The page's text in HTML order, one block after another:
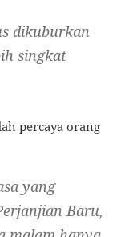
dikuburkan
singkat
percaya orang
yang
Baru,